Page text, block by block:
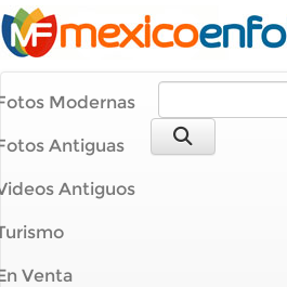
Modernas
Antiguas
Antiguos
Venta